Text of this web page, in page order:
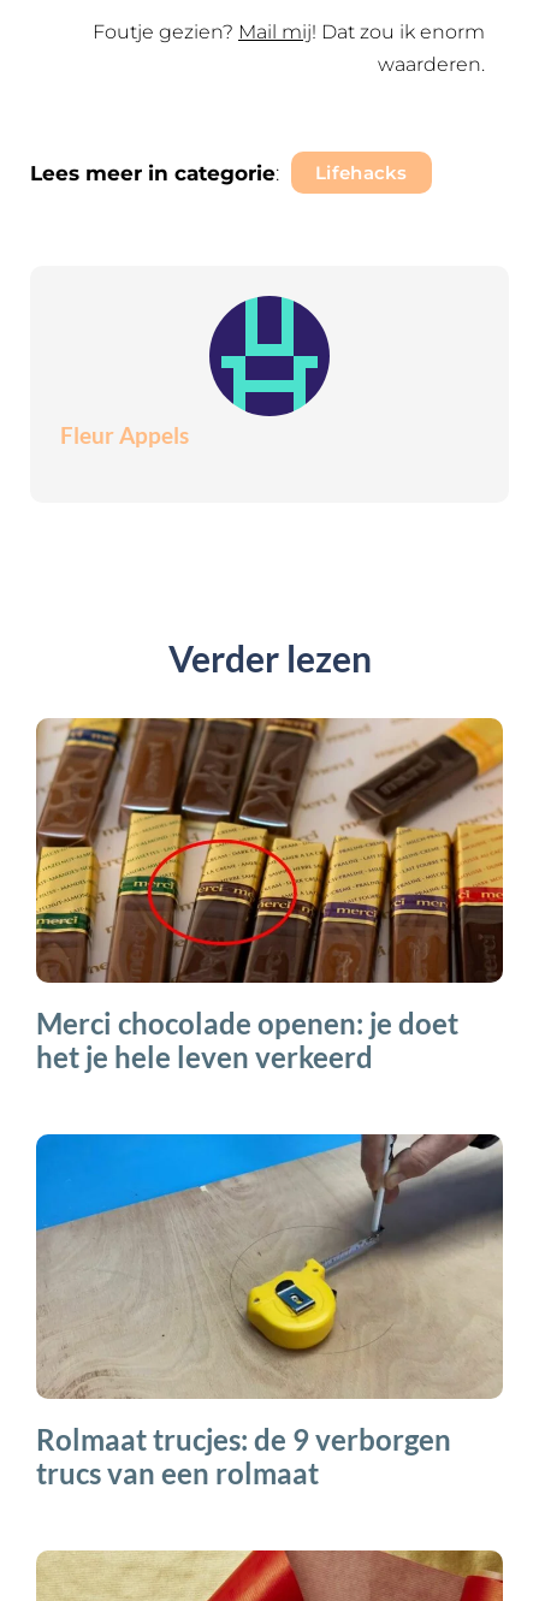
Foutje gezien? Mail mij! Dat zou ik enorm
waarderen.
Lees meer in categorie: Lifehacks
Fleur Appels
Verder lezen
Merci chocolade openen: je doet
het je hele leven verkeerd
Rolmaat trucjes: de 9 verborgen
trucs van een rolmaat